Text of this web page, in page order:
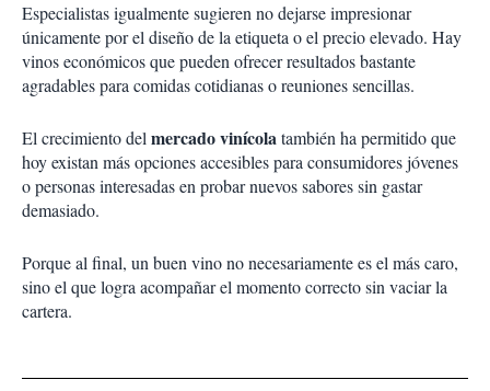
Especialistas igualmente sugieren no dejarse impresionar
únicamente por el diseño de la etiqueta o el precio elevado. Hay
vinos económicos que pueden ofrecer resultados bastante
agradables para comidas cotidianas o reuniones sencillas.
El crecimiento delmercado vinícolatambién ha permitido que
hoy existan más opciones accesibles para consumidores jóvenes
o personas interesadas en probar nuevos sabores sin gastar
demasiado.
Porque al final, un buen vino no necesariamente es el más caro,
sino el que logra acompañar el momento correcto sin vaciar la
cartera.